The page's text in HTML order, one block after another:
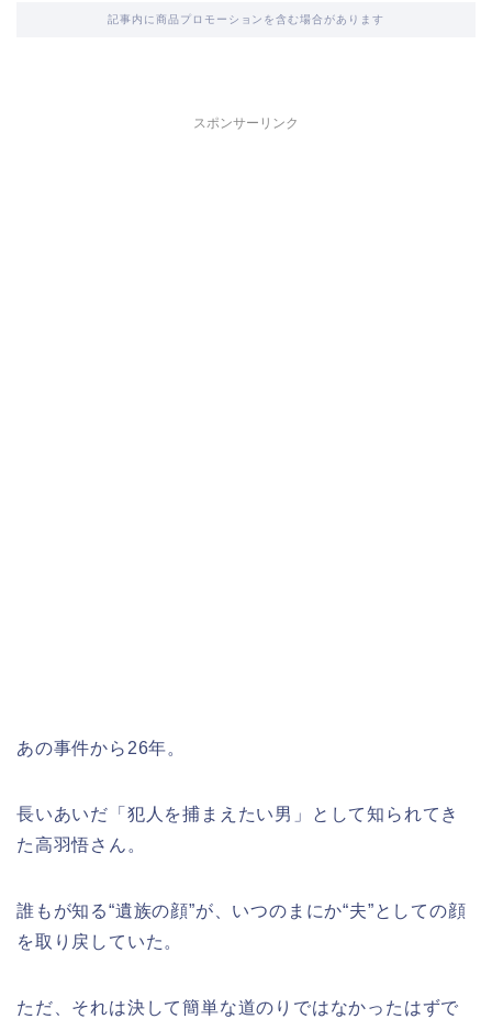
記事内に商品プロモーションを含む場合があります
スポンサーリンク
あの事件から26年。
長いあいだ「犯人を捕まえたい男」として知られてき
た高羽悟さん。
誰もが知る“遺族の顔”が、いつのまにか“夫”としての顔
を取り戻していた。
ただ、それは決して簡単な道のりではなかったはずで